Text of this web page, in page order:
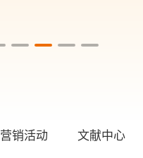
营销活动 文献中心